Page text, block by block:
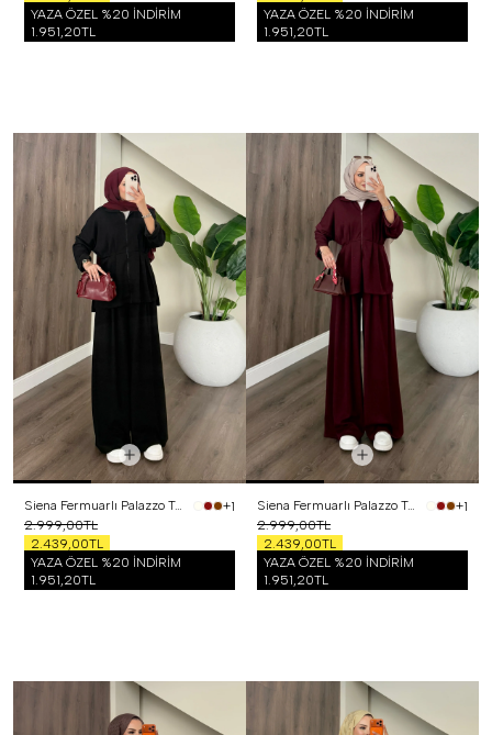
YAZA ÖZEL %20 İNDİRİM
1.951,20TL
YAZA ÖZEL %20 İNDİRİM
1.951,20TL
Siena Fermuarlı Palazzo Takım Siyah
+1
2.999,00TL
2.439,00TL
YAZA ÖZEL %20 İNDİRİM
1.951,20TL
Siena Fermuarlı Palazzo Takım Bordo
+1
2.999,00TL
2.439,00TL
YAZA ÖZEL %20 İNDİRİM
1.951,20TL